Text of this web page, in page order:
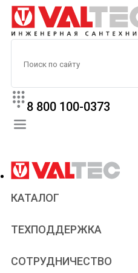
8 800 100-0373
КАТАЛОГ
ТЕХПОДДЕРЖКА
Паспорта и сертификаты
Статьи
СОТРУДНИЧЕСТВО
Сантехникам